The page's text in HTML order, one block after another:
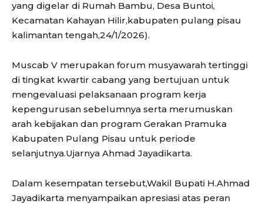
yang digelar di Rumah Bambu, Desa Buntoi,
Kecamatan Kahayan Hilir,kabupaten pulang pisau
kalimantan tengah,24/1/2026).
Muscab V merupakan forum musyawarah tertinggi
di tingkat kwartir cabang yang bertujuan untuk
mengevaluasi pelaksanaan program kerja
kepengurusan sebelumnya serta merumuskan
arah kebijakan dan program Gerakan Pramuka
Kabupaten Pulang Pisau untuk periode
selanjutnya.Ujarnya Ahmad Jayadikarta.
Dalam kesempatan tersebut,Wakil Bupati H.Ahmad
Jayadikarta menyampaikan apresiasi atas peran